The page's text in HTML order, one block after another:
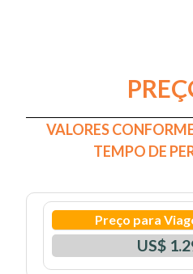
VALORES
TEMPO DE
Preço para
US$